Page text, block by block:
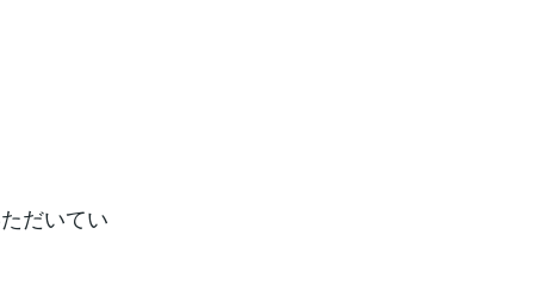
だいてい